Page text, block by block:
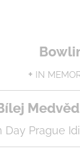
+ IN
Day Prague